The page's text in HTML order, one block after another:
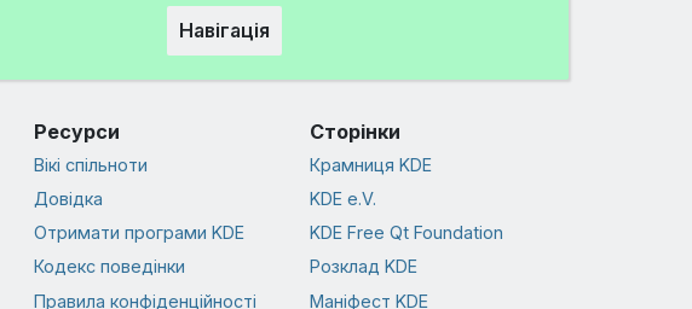
Навігація
Ресурси
Вікі спільноти
Довідка
Отримати програми KDE
Кодекс поведінки
Правила конфіденційності
Сторінки
Крамниця KDE
KDE e.V.
KDE Free Qt Foundation
Розклад KDE
Маніфест KDE